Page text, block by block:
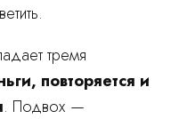
тремя
повторяется и
. Подвох —